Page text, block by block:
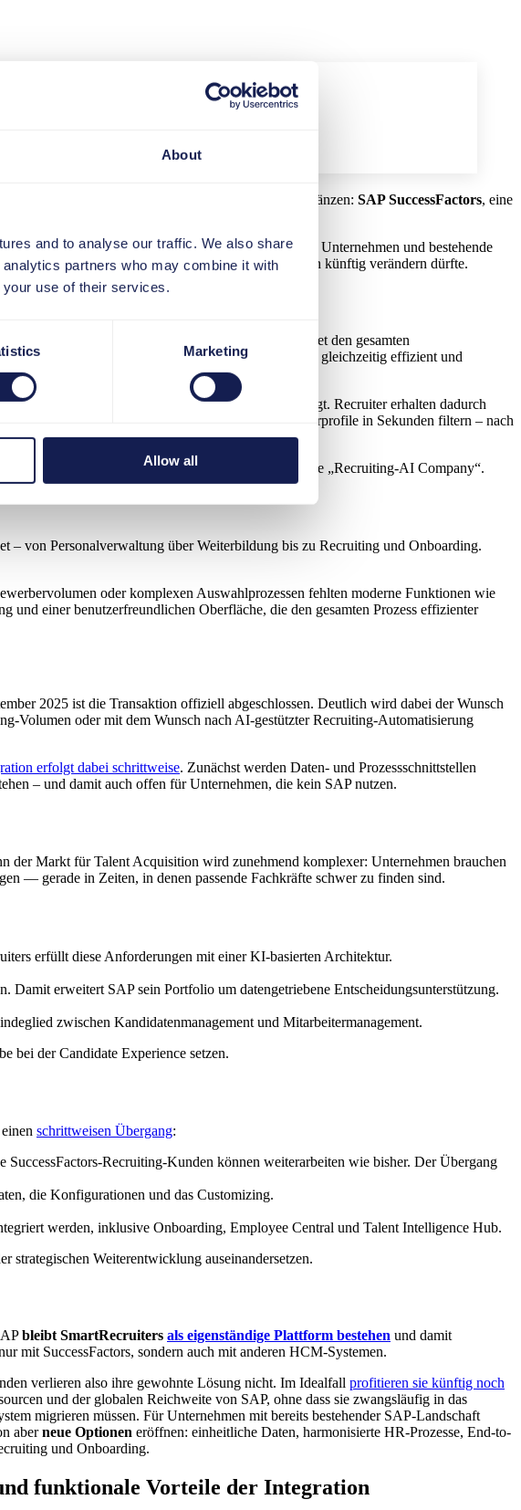
About
and to analyse our traffic. We also share
partners who may combine it with
your use of their services.
Marketing
Allow all
der Konzern zwei Systeme, die sich ideal ergänzen: SAP SuccessFactors, eine
Doch welche Folgen hat die Integration für Unternehmen und bestehende
erwartet und wie sich Recruiting in vielen Firmen künftig verändern dürfte.
(Personalgewinnung). Das System begleitet den gesamten
Volume Recruiting
, also das Besetzen vieler Stellen gleichzeitig effizient und
und automatisch passende Kandidaten vorschlägt. Recruiter erhalten dadurch
Stellen kann mithilfe von SmartRecruiters Bewerberprofile in Sekunden filtern – nach
Recruiting-Modulen und war im Markt etabliert als eine „Recruiting-AI Company“.
– von Personalverwaltung über Weiterbildung bis zu Recruiting und Onboarding.
oder komplexen Auswahlprozessen fehlten moderne Funktionen wie
einer benutzerfreundlichen Oberfläche, die den gesamten Prozess effizienter
2025 ist die Transaktion offiziell abgeschlossen. Deutlich wird dabei der Wunsch
Volumen oder mit dem Wunsch nach AI-gestützter Recruiting-Automatisierung
erfolgt dabei schrittweise. Zunächst werden Daten- und Prozessschnittstellen
– und damit auch offen für Unternehmen, die kein SAP nutzen.
der Markt für Talent Acquisition wird zunehmend komplexer: Unternehmen brauchen
— gerade in Zeiten, in denen passende Fachkräfte schwer zu finden sind.
erfüllt diese Anforderungen mit einer KI-basierten Architektur.
erweitert SAP sein Portfolio um datengetriebene Entscheidungsunterstützung.
zwischen Kandidatenmanagement und Mitarbeitermanagement.
bei der Candidate Experience setzen.
schrittweisen Übergang:
Recruiting-Kunden können weiterarbeiten wie bisher. Der Übergang
die Konfigurationen und das Customizing.
werden, inklusive Onboarding, Employee Central und Talent Intelligence Hub.
strategischen Weiterentwicklung auseinandersetzen.
bleibt SmartRecruiters als eigenständige Plattform bestehen und damit
mit SuccessFactors, sondern auch mit anderen HCM-Systemen.
verlieren also ihre gewohnte Lösung nicht. Im Idealfall profitieren sie künftig noch
und der globalen Reichweite von SAP, ohne dass sie zwangsläufig in das
migrieren müssen. Für Unternehmen mit bereits bestehender SAP-Landschaft
aberneue Optionen eröffnen: einheitliche Daten, harmonisierte HR-Prozesse, End-to-
und Onboarding.
funktionale Vorteile der Integration